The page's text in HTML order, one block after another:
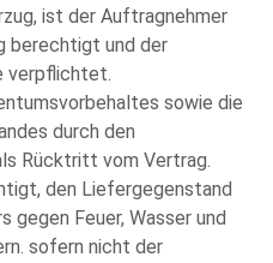
ist der Auftragnehmer
berechtigt und der
verpflichtet.
sowie die
durch den
Rücktritt vom Vertrag.
den Liefergegenstand
Feuer, Wasser und
sofern nicht der